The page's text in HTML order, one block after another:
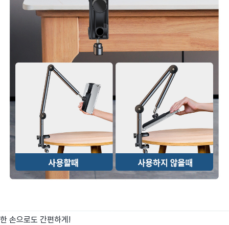
한 손으로도 간편하게!